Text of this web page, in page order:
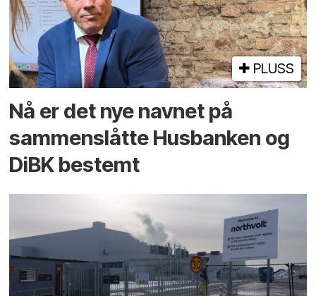
PLUSS
Nå er det nye navnet på
sammenslåtte Husbanken og
DiBK bestemt